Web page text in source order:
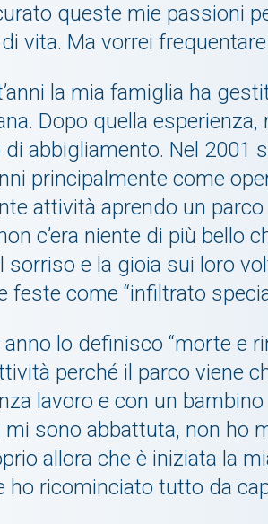
queste mie passioni
vita. Ma vorrei
la mia famiglia ha
Dopo quella
di abbigliamento. Nel 2001
principalmente come
attività aprendo un
c’era niente di più bello
sorriso e la gioia sui loro
feste come “infiltrato
anno lo definisco “morte e
perché il parco viene
lavoro e con un
mi sono abbattuta, non ho
allora che è iniziata la
ho ricominciato tutto da